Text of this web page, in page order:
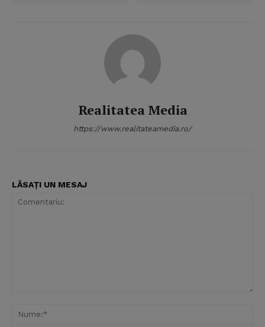
Realitatea Media
https://www.realitateamedia.ro/
LĂSAȚI UN MESAJ